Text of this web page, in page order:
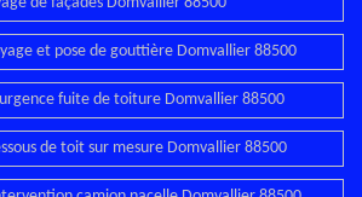
et pose de gouttière Domvallier 88500
fuite de toiture Domvallier 88500
de toit sur mesure Domvallier 88500